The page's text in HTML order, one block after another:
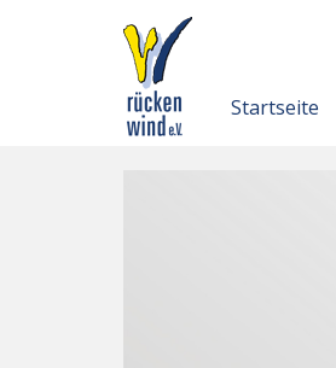
Startseite